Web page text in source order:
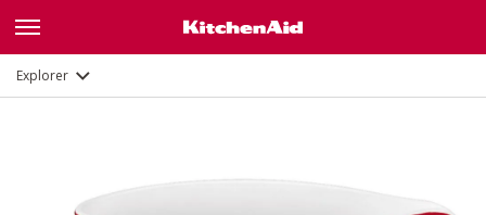
Explorer Description